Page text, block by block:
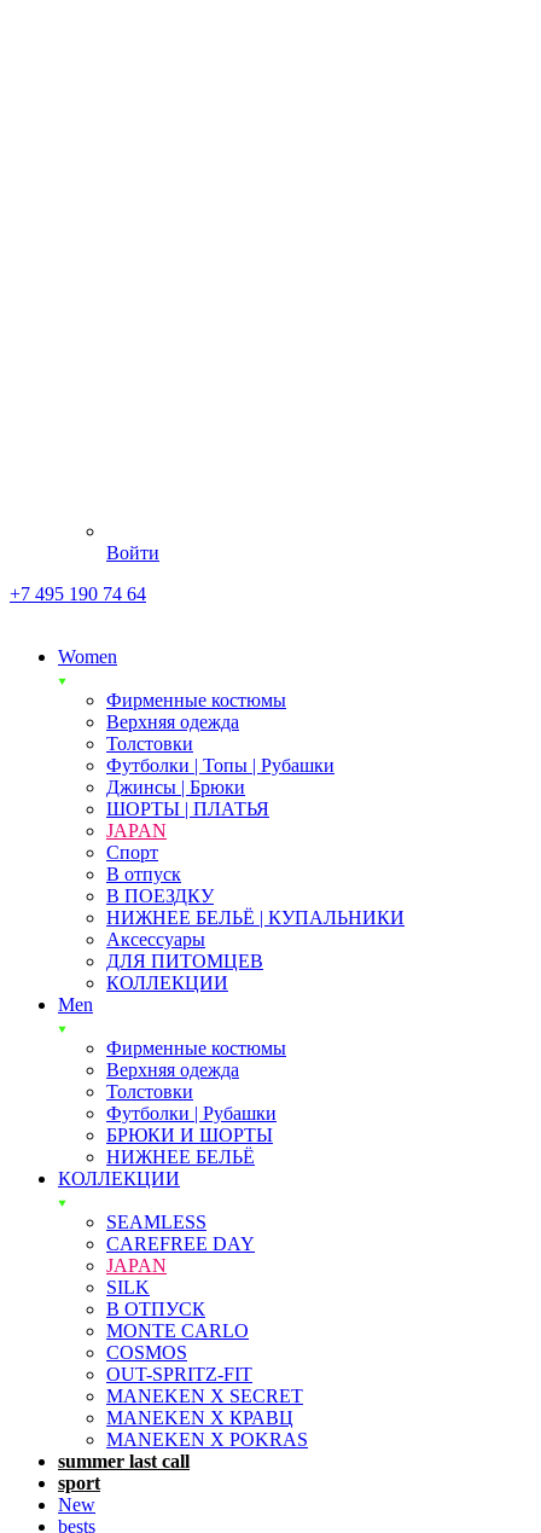
Войти
+7 495 190 74 64
Women
Фирменные костюмы
Верхняя одежда
Толстовки
Футболки | Топы | Рубашки
Джинсы | Брюки
ШОРТЫ | ПЛАТЬЯ
JAPAN
Спорт
В отпуск
В ПОЕЗДКУ
НИЖНЕЕ БЕЛЬЁ | КУПАЛЬНИКИ
Аксессуары
ДЛЯ ПИТОМЦЕВ
КОЛЛЕКЦИИ
Men
Фирменные костюмы
Верхняя одежда
Толстовки
Футболки | Рубашки
БРЮКИ И ШОРТЫ
НИЖНЕЕ БЕЛЬЁ
КОЛЛЕКЦИИ
SEAMLESS
CAREFREE DAY
JAPAN
SILK
В ОТПУСК
MONTE CARLO
COSMOS
OUT-SPRITZ-FIT
MANEKEN X SECRET
MANEKEN X КРАВЦ
MANEKEN X POKRAS
summer last call
sport
New
bests